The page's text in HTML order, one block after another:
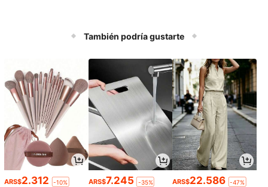
También podría gustarte
ARS$2.312 -10% ARS$7.245 -35% ARS$22.586 -47%